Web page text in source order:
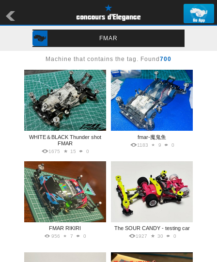
FMAR
Machine that contains the tag. Found 700
WHITE＆BLACK Thunder shot
FMAR
1675 15 0
fmar-魔鬼鱼
1183 9 0
FMAR RIKIRI
956 7 0
The SOUR CANDY - testing car
1927 30 0